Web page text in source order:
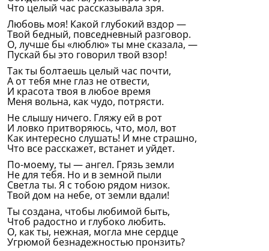
Что целый час рассказывала зря.
Любовь моя! Какой глубокий вздор —
Твой бедный, повседневный разговор.
О, лучше бы «люблю» ты мне сказала, —
Пускай бы это говорил твой взор!
Так ты болтаешь целый час почти,
А от тебя мне глаз не отвести,
И красота твоя в любое время
Меня вольна, как чудо, потрясти.
Не слышу ничего. Гляжу ей в рот
И ловко притворяюсь, что, мол, вот
Как интересно слушать! И мне страшно,
Что все расскажет, встанет и уйдет.
По-моему, ты — ангел. Грязь земли
Не для тебя. Но и в земной пыли
Светла ты. Я с тобою рядом низок.
Твой дом на небе, от земли вдали!
Ты создана, чтобы любимой быть,
Чтоб радостно и глубоко любить.
О, как ты, нежная, могла мне сердце
Угрюмой безнадежностью пронзить?